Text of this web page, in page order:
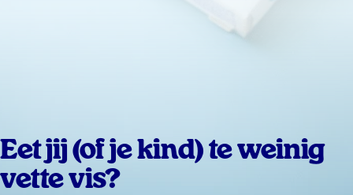
Eet jij (of je kind) te weinig
vette vis?